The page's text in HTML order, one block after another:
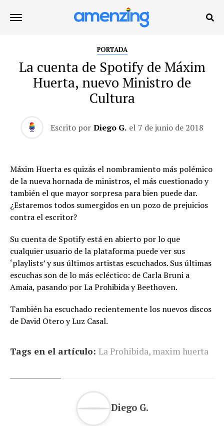
PORTADA
La cuenta de Spotify de Máxim
Huerta, nuevo Ministro de
Cultura
Escrito por Diego G. el 7 de junio de 2018
Máxim Huerta es quizás el nombramiento más polémico
de la nueva hornada de ministros, el más cuestionado y
también el que mayor sorpresa para bien puede dar.
¿Estaremos todos sumergidos en un pozo de prejuicios
contra el escritor?
Su cuenta de Spotify está en abierto por lo que
cualquier usuario de la plataforma puede ver sus
‘playlists’ y sus últimos artistas escuchados. Sus últimas
escuchas son de lo más ecléctico: de Carla Bruni a
Amaia, pasando por La Prohibida y Beethoven.
También ha escuchado recientemente los nuevos discos
de David Otero y Luz Casal.
Tags en el artículo: La Prohibida, maxim huerta
Diego G.